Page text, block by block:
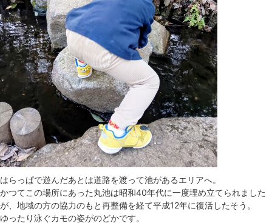
はらっぱで遊んだあとは道路を渡って池があるエリアへ。
かつてこの場所にあった丸池は昭和40年代に一度埋め立てられました
が、地域の方の協力のもと再整備を経て平成12年に復活したそう。
ゆったり泳ぐカモの姿がのどかです。